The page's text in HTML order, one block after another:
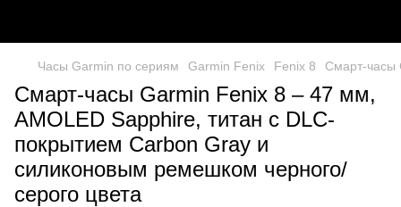
Часы Garmin по сериям Garmin Fenix Fenix 8 Смарт-часы
Смарт-часы Garmin Fenix 8 – 47 мм,
AMOLED Sapphire, титан с DLC-
покрытием Carbon Gray и
силиконовым ремешком черного/
серого цвета